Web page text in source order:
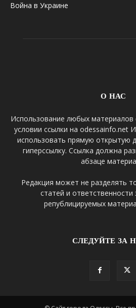
Война в Украине
О НАС
Использование любых материалов
условии ссылки на
использовать прямую открытую
гиперссылку. Ссылка должна
абзаце
Редакция может не разделять
статей и
републицируемых
СЛЕДУЙТЕ ЗА